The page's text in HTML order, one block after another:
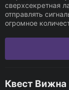
сверхсекретная
отправлять
огромное
Квест Вижна